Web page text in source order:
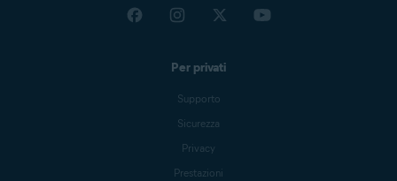
Per privati
Supporto
Sicurezza
Privacy
Prestazioni